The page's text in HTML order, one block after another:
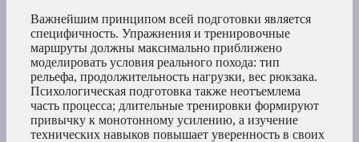
Важнейшим принципом всей подготовки является
специфичность. Упражнения и тренировочные
маршруты должны максимально приближено
моделировать условия реального похода: тип
рельефа, продолжительность нагрузки, вес рюкзака.
Психологическая подготовка также неотъемлема
часть процесса; длительные тренировки формируют
привычку к монотонному усилению, а изучение
технических навыков повышает уверенность в своих